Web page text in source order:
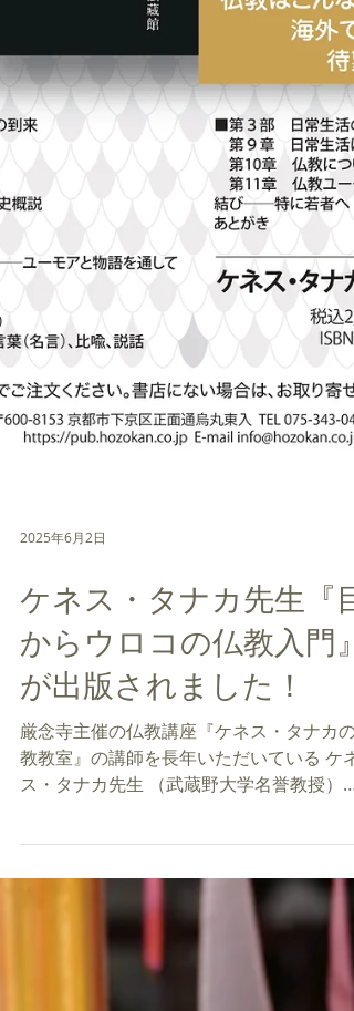
2025年6月2日
ケネス・タナカ先生『目
からウロコの仏教入門』
が出版されました！